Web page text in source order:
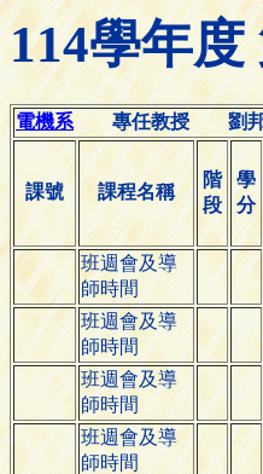
114學年
電機系專任教授 劉
課號 課程名稱
階
段
學
分
班週會及導
師時間
班週會及導
師時間
班週會及導
師時間
班週會及導
師時間